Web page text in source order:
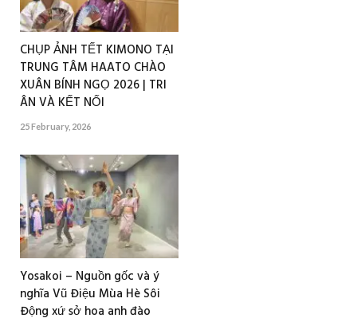
CHỤP ẢNH TẾT KIMONO TẠI
TRUNG TÂM HAATO CHÀO
XUÂN BÍNH NGỌ 2026 | TRI
ÂN VÀ KẾT NỐI
25 February, 2026
Yosakoi – Nguồn gốc và ý
nghĩa Vũ Điệu Mùa Hè Sôi
Động xứ sở hoa anh đào